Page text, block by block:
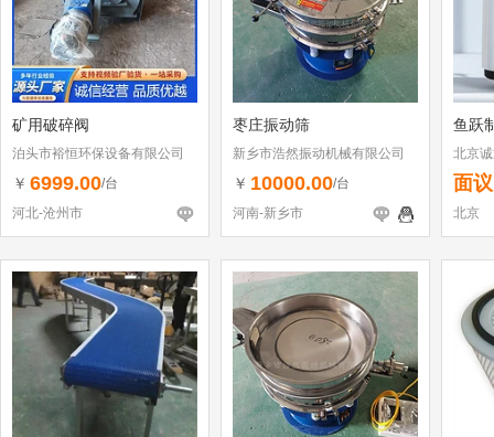
矿用破碎阀
泊头市裕恒环保设备有限公司
￥ 6999.00/台
河北-沧州市
枣庄振动筛
新乡市浩然振动机械有限公司
￥ 10000.00/台
河南-新乡市
鱼跃
北京
面议
北京